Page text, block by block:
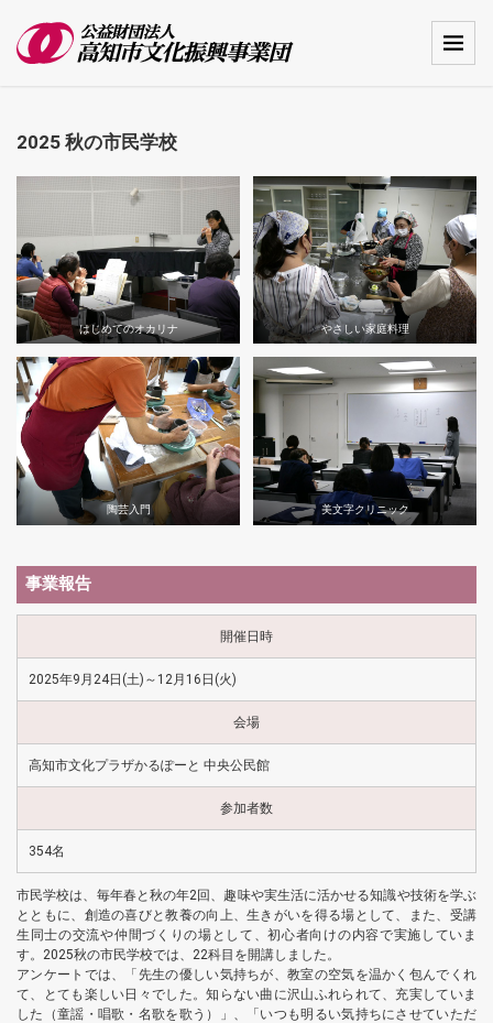
2025 秋の市民学校
はじめてのオカリナ やさしい家庭料理
陶芸入門 美文字クリニック
事業報告
開催日時
2025年9月24日(土)～12月16日(火)
会場
高知市文化プラザかるぽーと 中央公民館
参加者数
354名
市民学校は、毎年春と秋の年2回、趣味や実生活に活かせる知識や技術を学ぶ
とともに、創造の喜びと教養の向上、生きがいを得る場として、また、受講
生同士の交流や仲間づくりの場として、初心者向けの内容で実施していま
す。2025秋の市民学校では、22科目を開講しました。
アンケートでは、「先生の優しい気持ちが、教室の空気を温かく包んでくれ
て、とても楽しい日々でした。知らない曲に沢山ふれられて、充実していま
した（童謡・唱歌・名歌を歌う）」、「いつも明るい気持ちにさせていただ